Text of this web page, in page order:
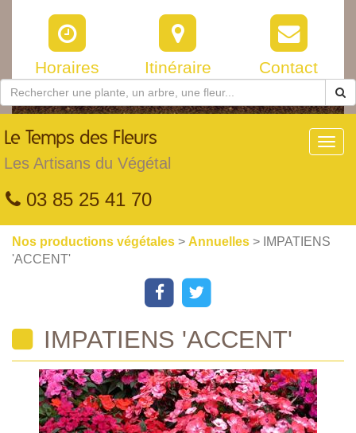
Horaires Itinéraire Contact
Le Temps des Fleurs
Les Artisans du Végétal
03 85 25 41 70
Nos productions végétales > Annuelles > IMPATIENS
'ACCENT'
IMPATIENS 'ACCENT'